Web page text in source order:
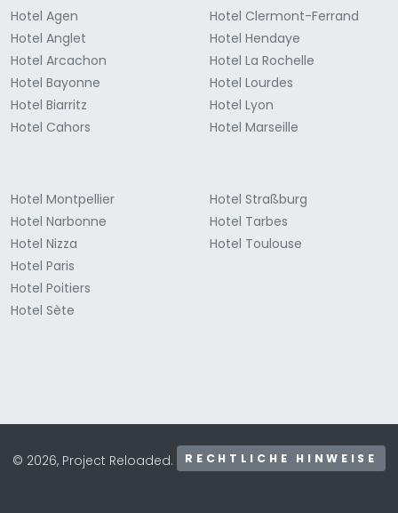
Hotel Agen
Hotel Anglet
Hotel Arcachon
Hotel Bayonne
Hotel Biarritz
Hotel Cahors
Hotel Clermont-Ferrand
Hotel Hendaye
Hotel La Rochelle
Hotel Lourdes
Hotel Lyon
Hotel Marseille
Hotel Montpellier
Hotel Narbonne
Hotel Nizza
Hotel Paris
Hotel Poitiers
Hotel Sète
Hotel Straßburg
Hotel Tarbes
Hotel Toulouse
© 2026, Project Reloaded. RECHTLICHE HINWEISE